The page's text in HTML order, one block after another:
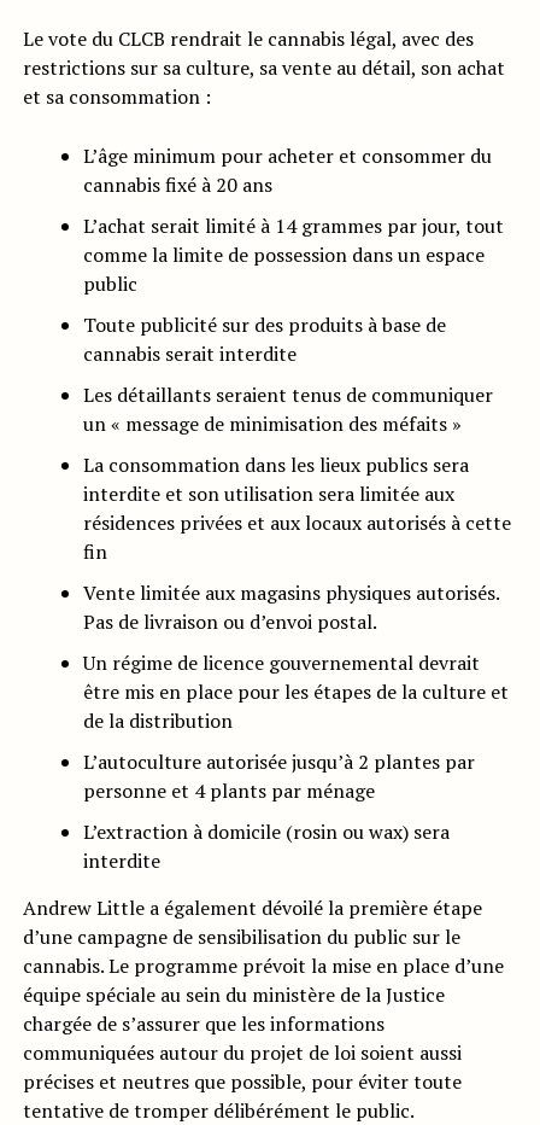
Le vote du CLCB rendrait le cannabis légal, avec des
restrictions sur sa culture, sa vente au détail, son achat
et sa consommation :
L’âge minimum pour acheter et consommer du
cannabis fixé à 20 ans
L’achat serait limité à 14 grammes par jour, tout
comme la limite de possession dans un espace
public
Toute publicité sur des produits à base de
cannabis serait interdite
Les détaillants seraient tenus de communiquer
un « message de minimisation des méfaits »
La consommation dans les lieux publics sera
interdite et son utilisation sera limitée aux
résidences privées et aux locaux autorisés à cette
fin
Vente limitée aux magasins physiques autorisés.
Pas de livraison ou d’envoi postal.
Un régime de licence gouvernemental devrait
être mis en place pour les étapes de la culture et
de la distribution
L’autoculture autorisée jusqu’à 2 plantes par
personne et 4 plants par ménage
L’extraction à domicile (rosin ou wax) sera
interdite
Andrew Little a également dévoilé la première étape
d’une campagne de sensibilisation du public sur le
cannabis. Le programme prévoit la mise en place d’une
équipe spéciale au sein du ministère de la Justice
chargée de s’assurer que les informations
communiquées autour du projet de loi soient aussi
précises et neutres que possible, pour éviter toute
tentative de tromper délibérément le public.